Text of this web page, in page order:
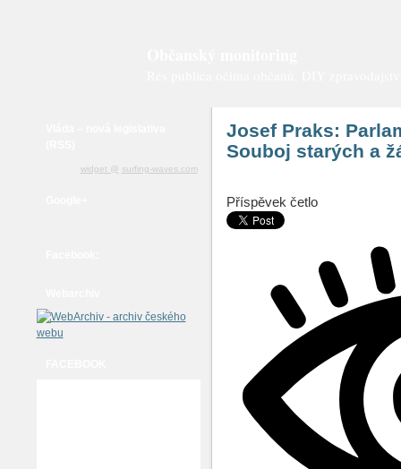
widget @ surfing-waves.com
Josef Praks:
Souboj starých a
Příspěvek četlo